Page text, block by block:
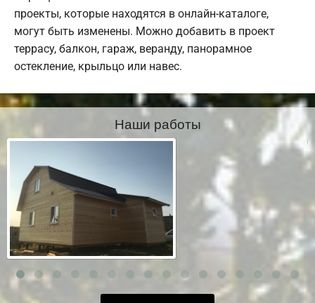
проекты, которые находятся в онлайн-каталоге,
могут быть изменены. Можно добавить в проект
террасу, балкон, гараж, веранду, панорамное
остекление, крыльцо или навес.
Наши работы